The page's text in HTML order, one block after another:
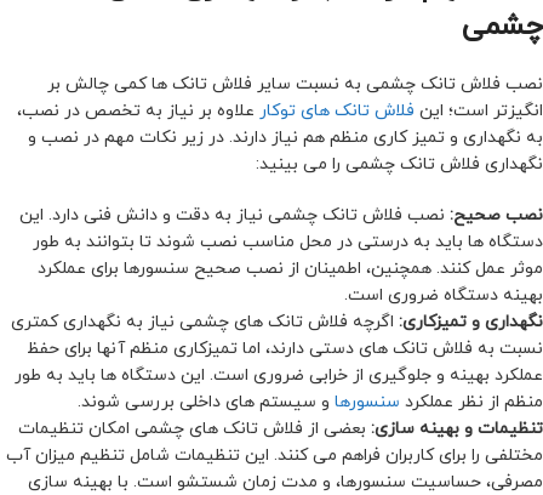
چشمی
نصب فلاش تانک چشمی به نسبت سایر فلاش تانک ها کمی چالش بر
انگیزتر است؛ این فلاش تانک های توکار علاوه بر نیاز به تخصص در نصب،
به نگهداری و تمیز کاری منظم هم نیاز دارند. در زیر نکات مهم در نصب و
نگهداری فلاش تانک چشمی را می بینید:
نصب صحیح: نصب فلاش تانک چشمی نیاز به دقت و دانش فنی دارد. این
دستگاه ها باید به درستی در محل مناسب نصب شوند تا بتوانند به طور
موثر عمل کنند. همچنین، اطمینان از نصب صحیح سنسورها برای عملکرد
بهینه دستگاه ضروری است.
نگهداری و تمیزکاری: اگرچه فلاش تانک های چشمی نیاز به نگهداری کمتری
نسبت به فلاش تانک های دستی دارند، اما تمیزکاری منظم آنها برای حفظ
عملکرد بهینه و جلوگیری از خرابی ضروری است. این دستگاه ها باید به طور
منظم از نظر عملکرد سنسورها و سیستم های داخلی بررسی شوند.
تنظیمات و بهینه سازی: بعضی از فلاش تانک های چشمی امکان تنظیمات
مختلفی را برای کاربران فراهم می کنند. این تنظیمات شامل تنظیم میزان آب
مصرفی، حساسیت سنسورها، و مدت زمان شستشو است. با بهینه سازی